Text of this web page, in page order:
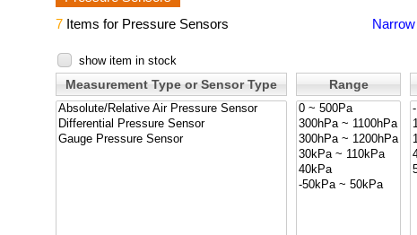
7 Items for Pressure Sensors
show item in stock
Measurement Type or Sensor Type Range